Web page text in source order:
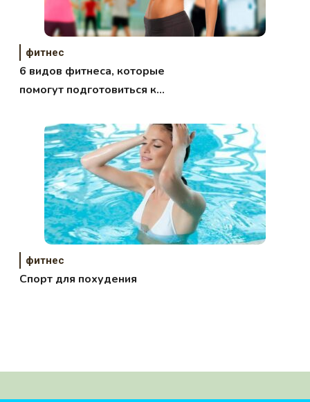
фитнес
6 видов фитнеса, которые
помогут подготовиться к
фитнес
Спорт для похудения